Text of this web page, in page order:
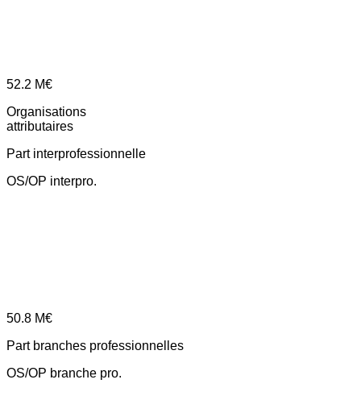
52.2 M€
Organisations
attributaires
Part interprofessionnelle
OS/OP interpro.
50.8 M€
Part branches professionnelles
OS/OP branche pro.